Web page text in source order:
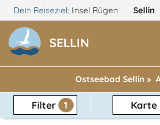
Dein Reiseziel: Insel Rügen Sellin
SELLIN
Ostseebad Sellin >
Filter 1 Karte